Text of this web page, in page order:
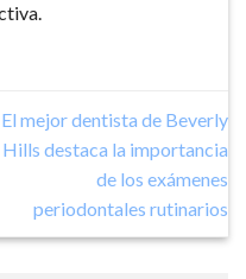
El mejor dentista de Beverly
Hills destaca la importancia
de los exámenes
periodontales rutinarios